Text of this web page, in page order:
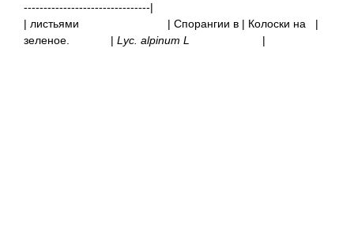
--------------------------------|
| листьями
| Спорангии в | Колоски
зеленое.
| Lyc. alpinum L |